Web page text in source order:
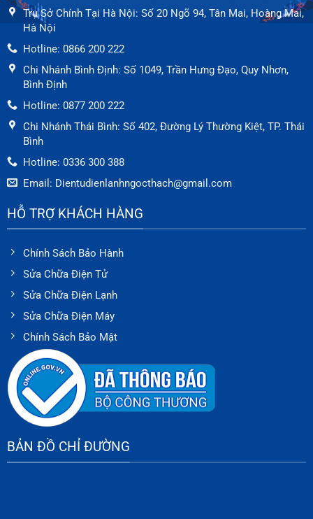
Trụ Sở Chính Tại Hà Nội: Số 20 Ngõ 94, Tân Mai, Hoàng Mai,
Hà Nội
Hotline: 0866 200 222
Chi Nhánh Bình Định: Số 1049, Trần Hưng Đạo, Quy Nhơn,
Bình Định
Hotline: 0877 200 222
Chi Nhánh Thái Bình: Số 402, Đường Lý Thường Kiệt, TP. Thái
Bình
Hotline: 0336 300 388
Email: Dientudienlanhngocthach@gmail.com
HỖ TRỢ KHÁCH HÀNG
Chính Sách Bảo Hành
Sửa Chữa Điện Tử
Sửa Chữa Điện Lạnh
Sửa Chữa Điện Máy
Chính Sách Bảo Mật
BẢN ĐỒ CHỈ ĐƯỜNG